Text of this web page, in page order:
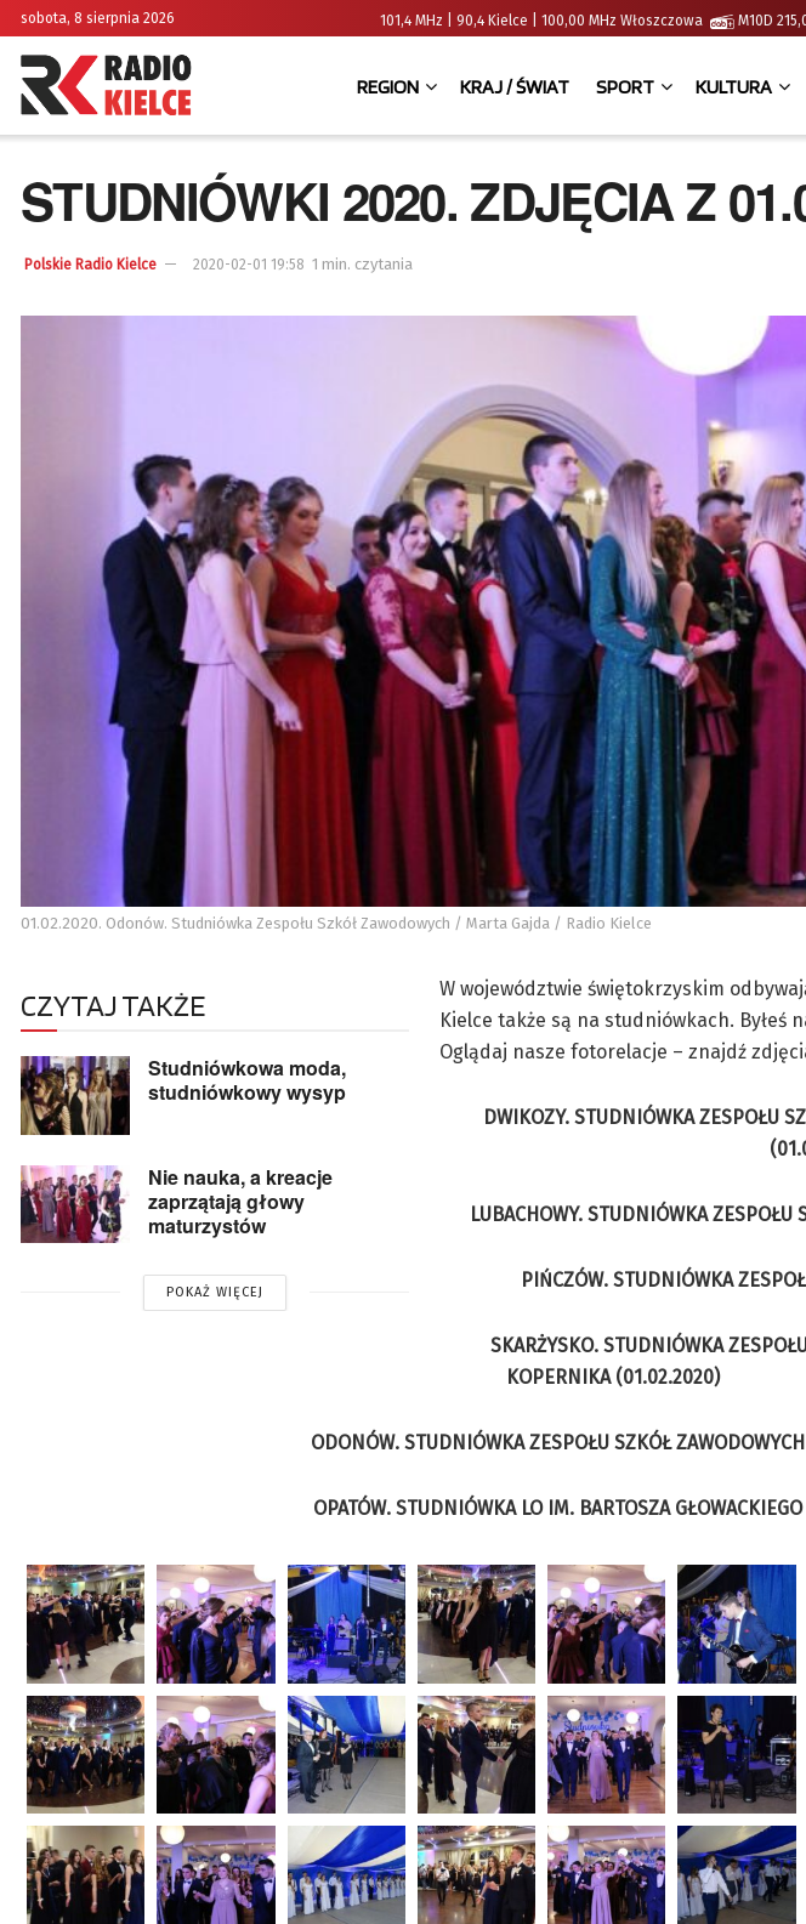
sobota, 8 sierpnia 2026 101,4 MHz | 90,4 Kielce | 100,00 MHz Włoszczowa M10D
REGION KRAJ / ŚWIAT SPORT KULTURA
STUDNIÓWKI 2020. ZDJĘCIA Z
Polskie Radio Kielce 2020-02-01 19:58 1 min. czytania
01.02.2020. Odonów. Studniówka Zespołu Szkół Zawodowych / Marta Gajda / Radio Kielce
CZYTAJ TAKŻE
Studniówkowa moda,
studniówkowy wysyp
Nie nauka, a kreacje
zaprzątają głowy
maturzystów
POKAŻ WIĘCEJ
W województwie świętokrzyskim
Kielce także są na studniówkach. Byłeś
Oglądaj nasze fotorelacje – znajdź
DWIKOZY. STUDNIÓWKA ZESPOŁU
LUBACHOWY. STUDNIÓWKA
PIŃCZÓW. STUDNIÓWKA
SKARŻYSKO. STUDNIÓWKA
KOPERNIKA (01.02.2020)
ODONÓW. STUDNIÓWKA ZESPOŁU SZKÓŁ
OPATÓW. STUDNIÓWKA LO IM. BARTOSZA